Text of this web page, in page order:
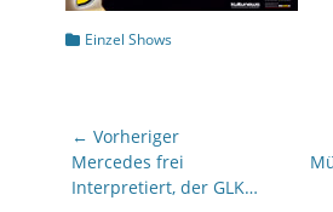
Kategorien
Einzel Shows
Beitragsnavigation
← Vorheriger
Vorheriger
Beitrag:
Mercedes frei
Interpretiert, der GLK…